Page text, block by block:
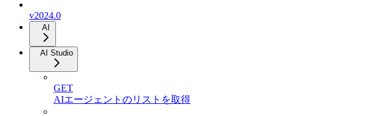
v2024.0
AI
AI Studio
GET
AIエージェントのリストを取得